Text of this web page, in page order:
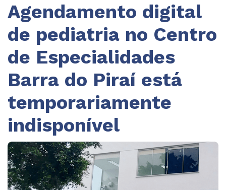
Agendamento digital
de pediatria no Centro
de Especialidades
Barra do Piraí está
temporariamente
indisponível